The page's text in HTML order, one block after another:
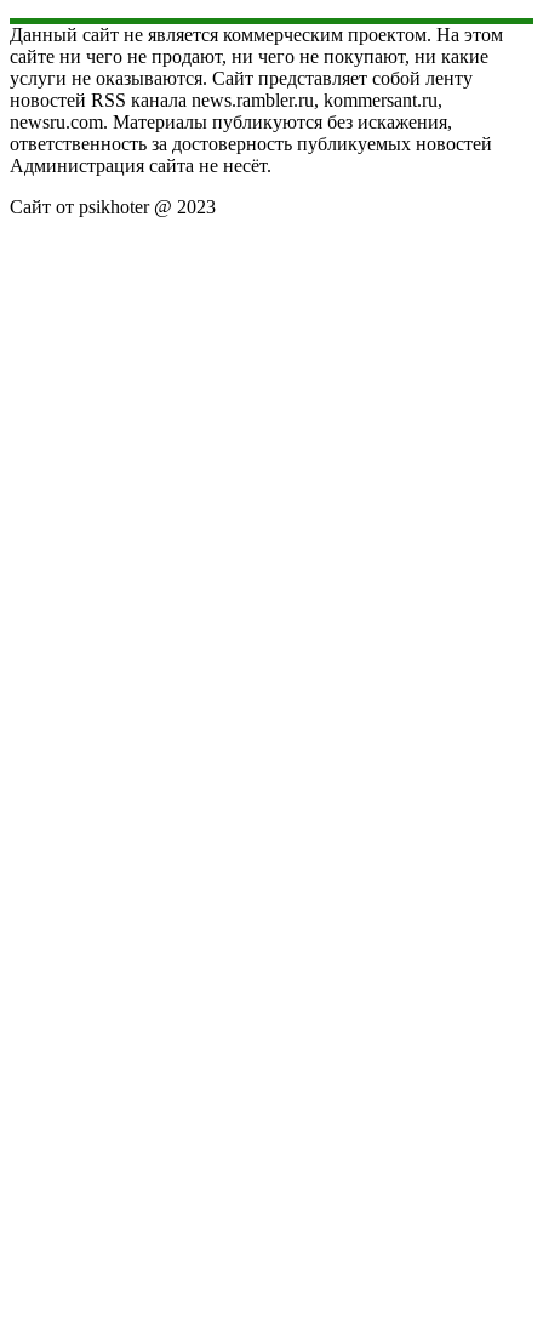
Данный сайт не является коммерческим проектом. На этом
сайте ни чего не продают, ни чего не покупают, ни какие
услуги не оказываются. Сайт представляет собой ленту
новостей RSS канала news.rambler.ru, kommersant.ru,
newsru.com. Материалы публикуются без искажения,
ответственность за достоверность публикуемых новостей
Администрация сайта не несёт.
Сайт от psikhoter @ 2023